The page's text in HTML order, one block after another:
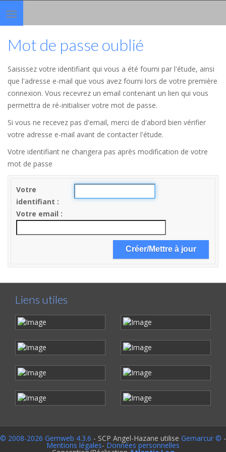
Toggle
navigation
Mot de passe oublié
Saisissez votre identifiant qui vous a été fourni par l'étude, ainsi
que l'adresse e-mail que vous avez fourni lors de votre première
connexion. Vous recevrez un email contenant un lien qui vous
permettra de ré-initialiser votre mot de passe.
Si vous ne recevez pas d'email, merci de d'abord bien vérifier
votre adresse e-mail avant de contacter l'étude.
Votre identifiant ne changera pas après modification de votre
mot de passe
Votre
identifiant
Votre email
Liens utiles
© 2008-2026 Gemweb 4.3.6 - SCP Angel-Hazane utilise Gemarcur © -
Mentions légales- Données personnelles